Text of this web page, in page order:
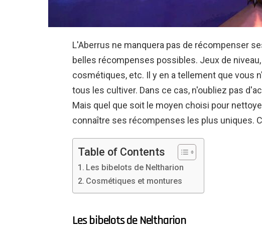
L'Aberrus ne manquera pas de récompenser
belles récompenses possibles. Jeux de
cosmétiques, etc. Il y en a tellement que vous
tous les cultiver. Dans ce cas, n'oubliez pas
Mais quel que soit le moyen choisi pour
connaître ses récompenses les plus uniques.
Table of Contents
Les bibelots de Neltharion
Cosmétiques et montures
Les bibelots de Neltharion